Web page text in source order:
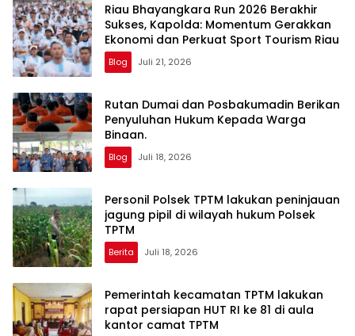
Riau Bhayangkara Run 2026 Berakhir
Sukses, Kapolda: Momentum Gerakkan
Ekonomi dan Perkuat Sport Tourism Riau
Blog Juli 21, 2026
Rutan Dumai dan Posbakumadin Berikan
Penyuluhan Hukum Kepada Warga
Binaan.
Blog Juli 18, 2026
Personil Polsek TPTM lakukan peninjauan
jagung pipil di wilayah hukum Polsek
TPTM
Berita Juli 18, 2026
Pemerintah kecamatan TPTM lakukan
rapat persiapan HUT RI ke 81 di aula
kantor camat TPTM